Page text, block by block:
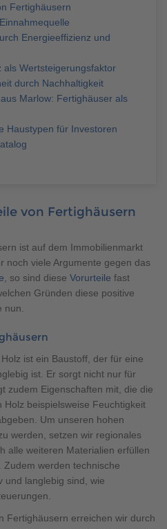
Fertighäusern
Energieeffizienz und
als Wertsteigerungsfaktor
durch Nachhaltigkeit
Marlow: Fertighäuser als
Haustypen für Investoren
von Fertighäusern
ist auf dem Immobilienmarkt
noch viele Argumente gegen das
, so sind diese Vorurteile fast
Gründen diese positive
nun.
Holz ist ein Baustoff, der für eine
ist. Er sorgt nicht nur für
zudem Eigenschaften mit, die die
beispielsweise Feuchtigkeit
Um unseren hohen
werden, setzen wir regionales
alle weiteren Materialien erfüllen
werden technische
und langlebig sind, wie
Fertighäusern erreichen wir durch